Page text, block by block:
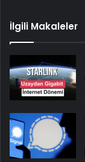
İlgili Makaleler